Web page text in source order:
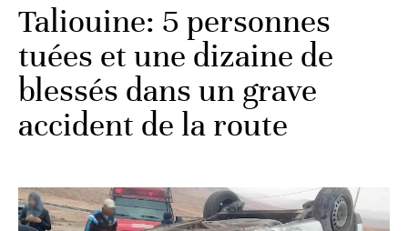
Taliouine: 5 personnes
tuées et une dizaine de
blessés dans un grave
accident de la route